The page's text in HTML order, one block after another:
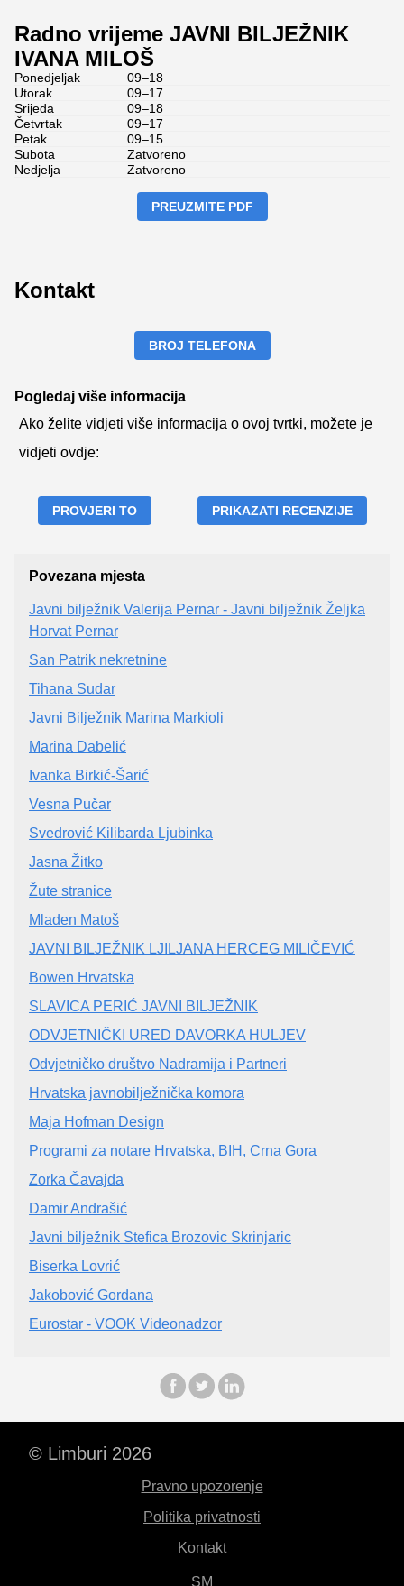
Radno vrijeme JAVNI BILJEŽNIK
IVANA MILOŠ
Ponedjeljak
09–18
Utorak
09–17
Srijeda
09–18
Četvrtak
09–17
Petak
09–15
Subota
Zatvoreno
Nedjelja
Zatvoreno
PREUZMITE PDF
Kontakt
BROJ TELEFONA
Pogledaj više informacija
Ako želite vidjeti više informacija o ovoj tvrtki, možete je
vidjeti ovdje:
PROVJERI TO PRIKAZATI RECENZIJE
Povezana mjesta
Javni bilježnik Valerija Pernar - Javni bilježnik Željka
Horvat Pernar
San Patrik nekretnine
Tihana Sudar
Javni Bilježnik Marina Markioli
Marina Dabelić
Ivanka Birkić-Šarić
Vesna Pučar
Svedrović Kilibarda Ljubinka
Jasna Žitko
Žute stranice
Mladen Matoš
JAVNI BILJEŽNIK LJILJANA HERCEG MILIČEVIĆ
Bowen Hrvatska
SLAVICA PERIĆ JAVNI BILJEŽNIK
ODVJETNIČKI URED DAVORKA HULJEV
Odvjetničko društvo Nadramija i Partneri
Hrvatska javnobilježnička komora
Maja Hofman Design
Programi za notare Hrvatska, BIH, Crna Gora
Zorka Čavajda
Damir Andrašić
Javni bilježnik Stefica Brozovic Skrinjaric
Biserka Lovrić
Jakobović Gordana
Eurostar - VOOK Videonadzor
© Limburi 2026
Pravno upozorenje
Politika privatnosti
Kontakt
SM